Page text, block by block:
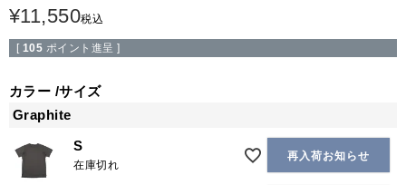
¥11,550税込
[ 105 ポイント進呈 ]
カラー サイズ
Graphite
S
在庫切れ
再入荷お知らせ